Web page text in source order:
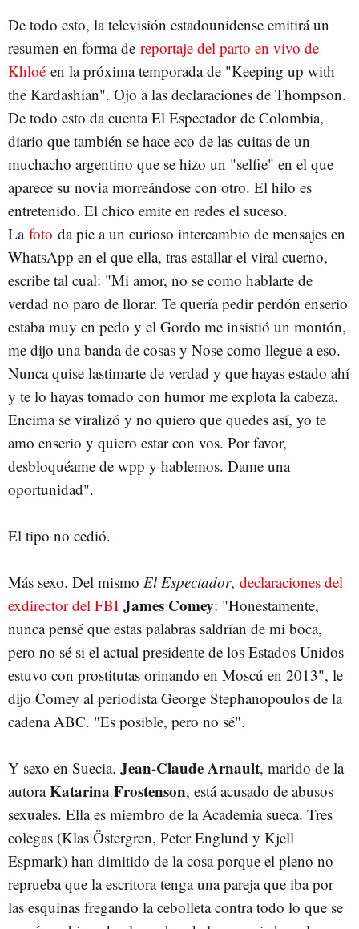
De todo esto, la televisión estadounidense emitirá un
resumen en forma de reportaje del parto en vivo de
Khloé en la próxima temporada de "Keeping up with
the Kardashian". Ojo a las declaraciones de Thompson.
De todo esto da cuenta El Espectador de Colombia,
diario que también se hace eco de las cuitas de un
muchacho argentino que se hizo un "selfie" en el que
aparece su novia morreándose con otro. El hilo es
entretenido. El chico emite en redes el suceso.
La foto da pie a un curioso intercambio de mensajes en
WhatsApp en el que ella, tras estallar el viral cuerno,
escribe tal cual: "Mi amor, no se como hablarte de
verdad no paro de llorar. Te quería pedir perdón enserio
estaba muy en pedo y el Gordo me insistió un montón,
me dijo una banda de cosas y Nose como llegue a eso.
Nunca quise lastimarte de verdad y que hayas estado ahí
y te lo hayas tomado con humor me explota la cabeza.
Encima se viralizó y no quiero que quedes así, yo te
amo enserio y quiero estar con vos. Por favor,
desbloquéame de wpp y hablemos. Dame una
oportunidad".
El tipo no cedió.
Más sexo. Del mismo El Espectador, declaraciones del
exdirector del FBI James Comey: "Honestamente,
nunca pensé que estas palabras saldrían de mi boca,
pero no sé si el actual presidente de los Estados Unidos
estuvo con prostitutas orinando en Moscú en 2013", le
dijo Comey al periodista George Stephanopoulos de la
cadena ABC. "Es posible, pero no sé".
Y sexo en Suecia. Jean-Claude Arnault, marido de la
autoraKatarina Frostenson, está acusado de abusos
sexuales. Ella es miembro de la Academia sueca. Tres
colegas (Klas Östergren, Peter Englund y Kjell
Espmark) han dimitido de la cosa porque el pleno no
reprueba que la escritora tenga una pareja que iba por
las esquinas fregando la cebolleta contra todo lo que se